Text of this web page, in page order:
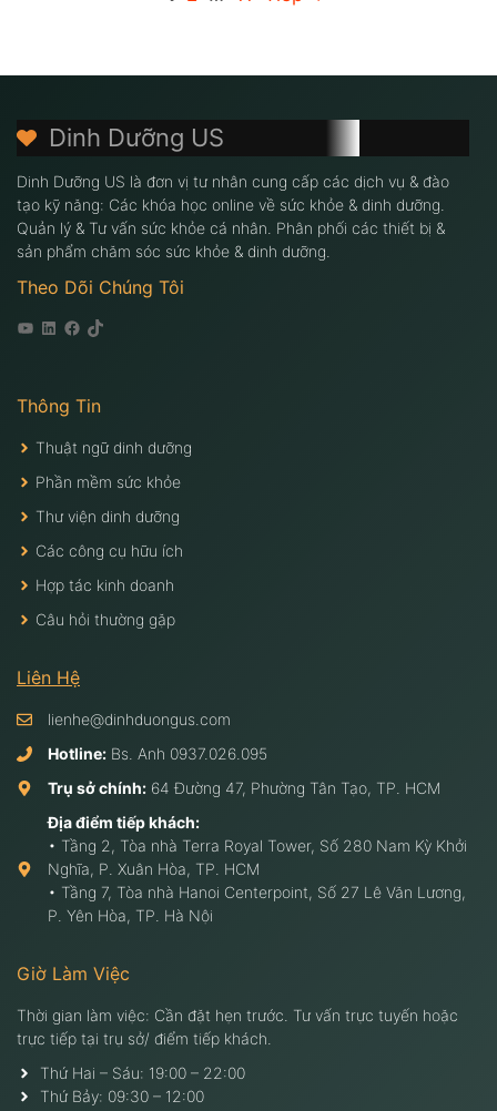
Dinh Dưỡng US
Dinh Dưỡng US là đơn vị tư nhân cung cấp các dịch vụ & đào
tạo kỹ năng: Các khóa học online về sức khỏe & dinh dưỡng.
Quản lý & Tư vấn sức khỏe cá nhân. Phân phối các thiết bị &
sản phẩm chăm sóc sức khỏe & dinh dưỡng.
Theo Dõi Chúng Tôi
Youtube
Linkedin
Facebook
Tiktok
Thông Tin
Thuật ngữ dinh dưỡng
Phần mềm sức khỏe
Thư viện dinh dưỡng
Các công cụ hữu ích
Hợp tác kinh doanh
Câu hỏi thường gặp
Liên Hệ
lienhe@dinhduongus.com
Hotline: Bs. Anh 0937.026.095
Trụ sở chính: 64 Đường 47, Phường Tân Tạo, TP. HCM
Địa điểm tiếp khách:
• Tầng 2, Tòa nhà Terra Royal Tower, Số 280 Nam Kỳ Khởi
Nghĩa, P. Xuân Hòa, TP. HCM
• Tầng 7, Tòa nhà Hanoi Centerpoint, Số 27 Lê Văn Lương,
P. Yên Hòa, TP. Hà Nội
Giờ Làm Việc
Thời gian làm việc: Cần đặt hẹn trước. Tư vấn trực tuyến hoặc
trực tiếp tại trụ sở/ điểm tiếp khách.
Thứ Hai – Sáu: 19:00 – 22:00
Thứ Bảy: 09:30 – 12:00